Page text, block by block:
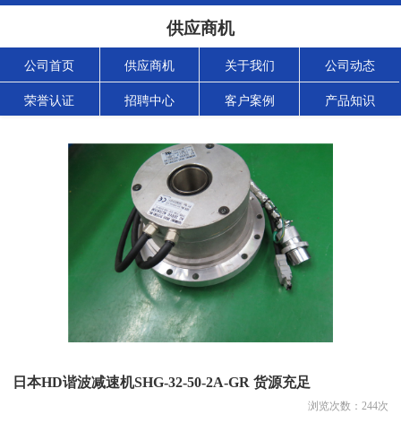
供应商机
公司首页 供应商机 关于我们 公司动态
荣誉认证 招聘中心 客户案例 产品知识
日本HD谐波减速机SHG-32-50-2A-GR 货源充足
浏览次数： 244次